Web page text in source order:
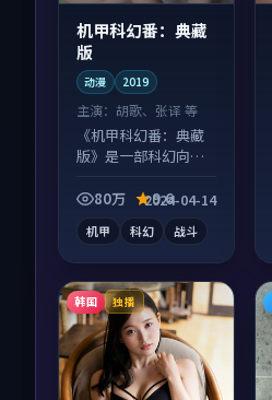
机甲科幻番：典藏
版
动漫 2019
主演： 胡歌、张译 等
《机甲科幻番：典藏
版》是一部科幻向动
高，适合配弹幕观
80万 9.6
2024-04-14
机甲 科幻 战斗
韩国 独播